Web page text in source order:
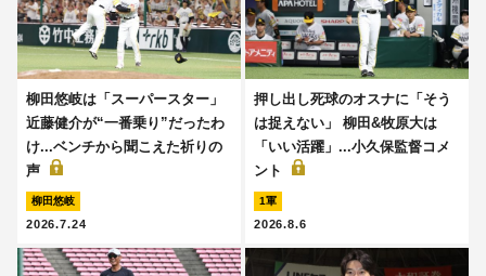
柳田悠岐は「スーパースター」
近藤健介が“一番乗り”だったわ
け...ベンチから聞こえた祈りの
声
柳田悠岐
2026.7.24
押し出し死球のオスナに「そう
は捉えない」 柳田&牧原大は
「いい活躍」...小久保監督コメ
ント
1軍
2026.8.6